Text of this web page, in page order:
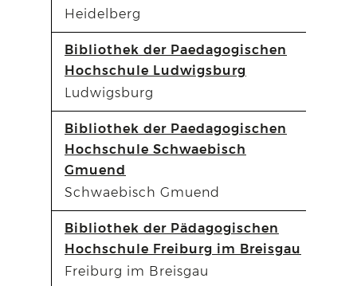
Heidelberg
Bibliothek der Paedagogischen
Hochschule Ludwigsburg
Ludwigsburg
Bibliothek der Paedagogischen
Hochschule Schwaebisch
Gmuend
Schwaebisch Gmuend
Bibliothek der Pädagogischen
Hochschule Freiburg im Breisgau
Freiburg im Breisgau